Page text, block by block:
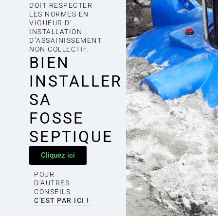
DOIT RESPECTER
LES NORMES EN
VIGUEUR D'
INSTALLATION
D’ASSAINISSEMENT
NON COLLECTIF.
BIEN
INSTALLER
SA
FOSSE
SEPTIQUE
Cliquez ici
POUR
D'AUTRES
CONSEILS
C'EST PAR ICI !